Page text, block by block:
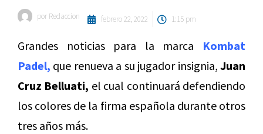
por Redaccion febrero 22, 2022 1:15 pm
Grandes noticias para la marca Kombat
Padel, que renueva a su jugador insignia, Juan
Cruz Belluati, el cual continuará defendiendo
los colores de la firma española durante otros
tres años más.